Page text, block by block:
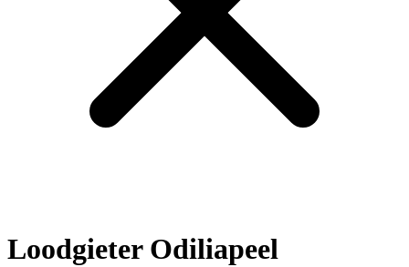
Loodgieter Odiliapeel